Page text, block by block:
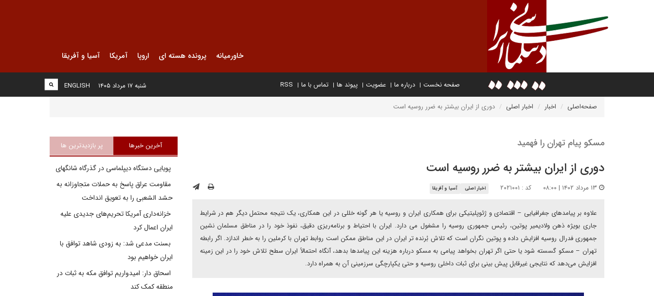
خاورمیانه پرونده هسته ای اروپا آمریکا آسیا و آفریقا
صفحه نخست درباره ما عضویت پیوند ها تماس با ما RSS
ENGLISH شنبه ۱۷ مرداد ۱۴۰۵
صفحه‌اصلی اخبار اخبار اصلی دوری از ایران بیشتر به ضرر روسیه است
مسکو پیام تهران را فهمید
دوری از ایران بیشتر به ضرر روسیه است
کد : ۲۰۲۱۰۰۱ اخبار اصلی آسیا و آفریقا
علاوه‌ بر پیامدهای جغرافیایی – اقتصادی و ژئوپلیتیکی برای همکاری ایران و روسیه یا هر گونه خللی در این همکاری، یک نتیجه محتمل دیگر هم در شرایط
جاری بویژه ذهن ولادیمیر پوتین، رئیس جمهوری روسیه را مشغول می دارد. ایران با احتیاط و برنامه‌ریزی دقیق، نفوذ خود را در مناطق مسلمان نشین
جمهوری فدرال روسیه افزایش داده‌ و پوتین نگران است که تلاش بُرنده تر ایران در این مناطق ممکن است روابط تهران با کرملین را به خطر اندازد. اگر رابطه
تهران – مسکو گسسته شود یا حتی اگر تهران بخواهد پیامی به مسکو درباره هزینه‌ این پیامدها بدهد، آنگاه احتمالاً ایران سطح تلاش خود را در این زمینه
افزایش می‌دهد که نتایجی غیرقابل پیش بینی برای ثبات داخلی روسیه و حتی یکپارچگی سرزمینی آن به همراه دارد.
آخرین خبرها پر بازدیدترین ها
پویایی دستگاه دیپلماسی در گذرگاه شانگهای
مقاومت عراق پاسخ به حملات متجاوزانه به
حشد الشعبی را به تعویق انداخت
خزانه‌داری آمریکا تحریم‌های جدیدی علیه
ایران اعمال کرد
بسنت مدعی شد: به زودی شاهد توافق با
ایران خواهیم بود
اسحاق دار: امیدواریم توافق مکه به ثبات در
منطقه کمک کند